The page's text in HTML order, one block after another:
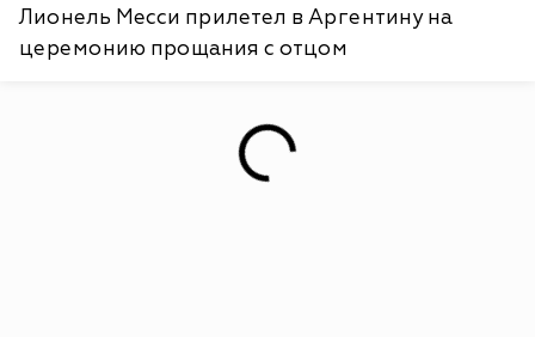
Лионель Месси прилетел в Аргентину на
церемонию прощания с отцом